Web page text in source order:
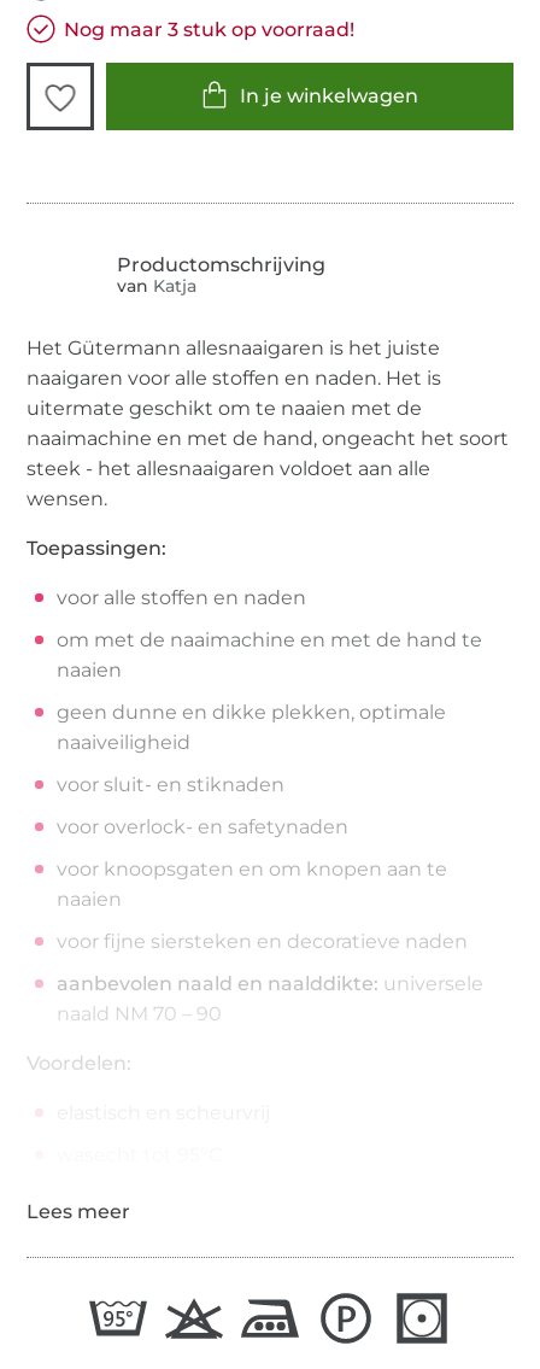
Nog maar 3 stuk op voorraad!
In je winkelwagen
van Katja
Het Gütermann allesnaaigaren is het juiste
naaigaren voor alle stoffen en naden. Het is
uitermate geschikt om te naaien met de
naaimachine en met de hand, ongeacht het soort
steek - het allesnaaigaren voldoet aan alle
wensen.
Toepassingen:
voor alle stoffen en naden
om met de naaimachine en met de hand te
naaien
geen dunne en dikke plekken, optimale
naaiveiligheid
voor sluit- en stiknaden
voor overlock- en safetynaden
voor knoopsgaten en om knopen aan te
naaien
voor fijne siersteken en decoratieve naden
aanbevolen naald en naalddikte: universele
naald NM 70 – 90
Voordelen: